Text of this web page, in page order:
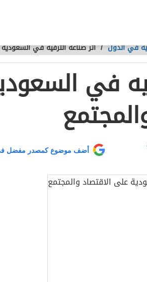
في الدول /أثر صناعة الترفيه في
في
أضف موضوع كمصدر مفضل